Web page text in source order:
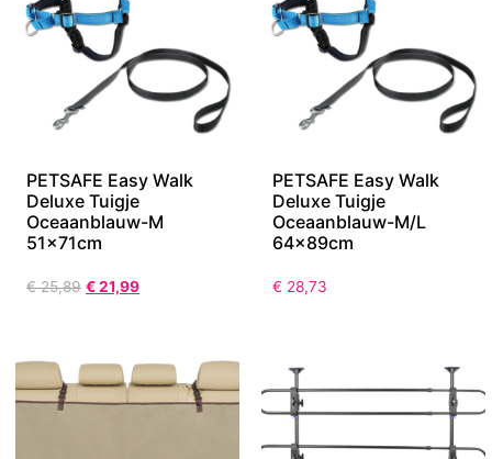
PETSAFE Easy Walk
Deluxe Tuigje
Oceaanblauw-M
51x71cm
€25,89 €21,99
PETSAFE Easy Walk
Deluxe Tuigje
Oceaanblauw-M/L
64x89cm
€ 28,73